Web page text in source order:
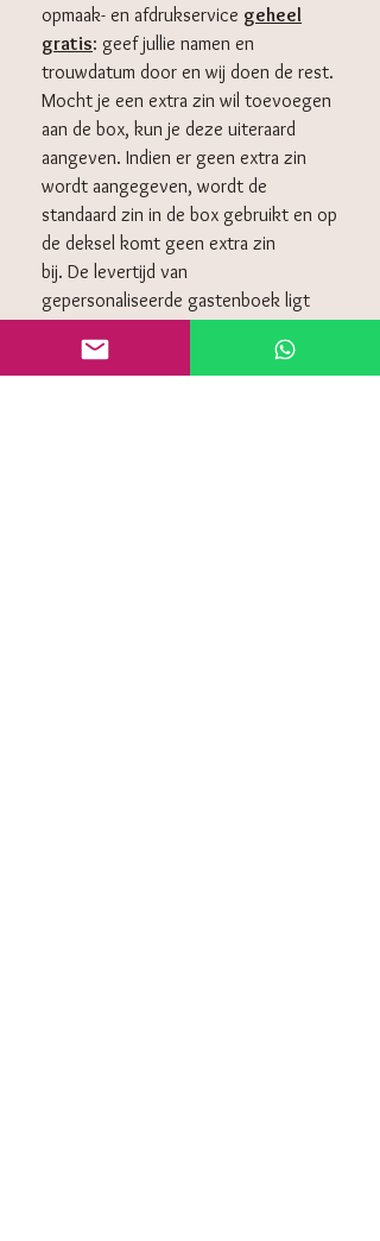
opmaak- en afdrukservice geheel
gratis: geef jullie namen en
trouwdatum door en wij doen de rest.
Mocht je een extra zin wil toevoegen
aan de box, kun je deze uiteraard
aangeven. Indien er geen extra zin
wordt aangegeven, wordt de
standaard zin in de box gebruikt en op
de deksel komt geen extra zin
bij. De levertijd van
gepersonaliseerde gastenboek ligt